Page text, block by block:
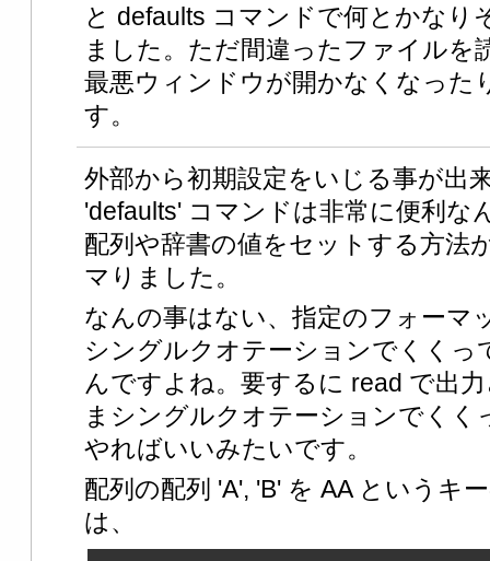
と defaults コマンドで何とかなり
ました。ただ間違ったファイルを
最悪ウィンドウが開かなくなった
す。
外部から初期設定をいじる事が出
'defaults' コマンドは非常に便利な
配列や辞書の値をセットする方法
マりました。
なんの事はない、指定のフォーマ
シングルクオテーションでくく
んですよね。要するに read で出
まシングルクオテーションでくく
やればいいみたいです。
配列の配列 'A', 'B' を AA というキ
は、